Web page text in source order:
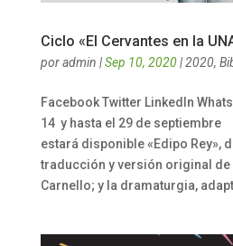
Ciclo «El Cervantes en la
poradmin |Sep 10, 2020|2020,
Facebook Twitter LinkedIn
14 y hasta el 29 de septiembre
estará disponible «Edipo Rey»,
traducción y versión original de
Carnello; y la dramaturgia,